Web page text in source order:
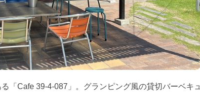
「Cafe 39-4-087」。グランピング風の貸切バーベキュ